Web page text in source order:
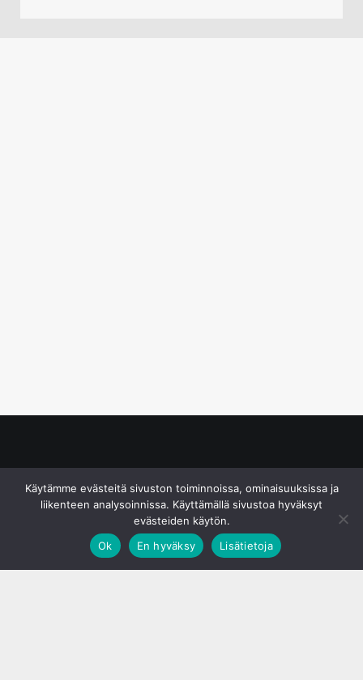
Käytämme evästeitä sivuston toiminnoissa, ominaisuuksissa ja
liikenteen analysoinnissa. Käyttämällä sivustoa hyväksyt
evästeiden käytön.
Ok
En hyväksy Lisätietoja